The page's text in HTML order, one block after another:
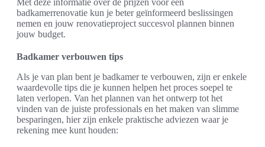
Met deze informatie over de prijzen voor een
badkamerrenovatie kun je beter geïnformeerd beslissingen
nemen en jouw renovatieproject succesvol plannen binnen
jouw budget.
Badkamer verbouwen tips
Als je van plan bent je badkamer te verbouwen, zijn er enkele
waardevolle tips die je kunnen helpen het proces soepel te
laten verlopen. Van het plannen van het ontwerp tot het
vinden van de juiste professionals en het maken van slimme
besparingen, hier zijn enkele praktische adviezen waar je
rekening mee kunt houden: